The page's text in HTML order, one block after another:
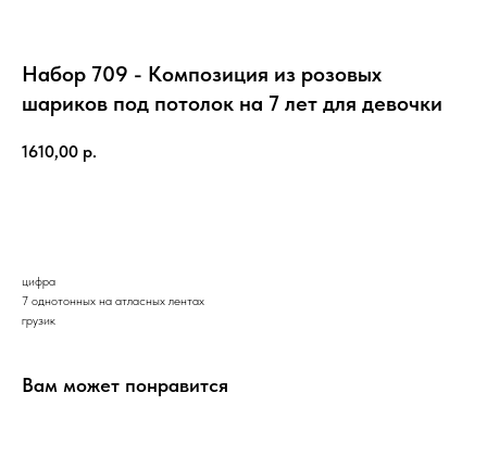
Набор 709 - Композиция из розовых
шариков под потолок на 7 лет для девочки
1610,00 р.
цифра
7 однотонных на атласных лентах
грузик
Вам может понравится